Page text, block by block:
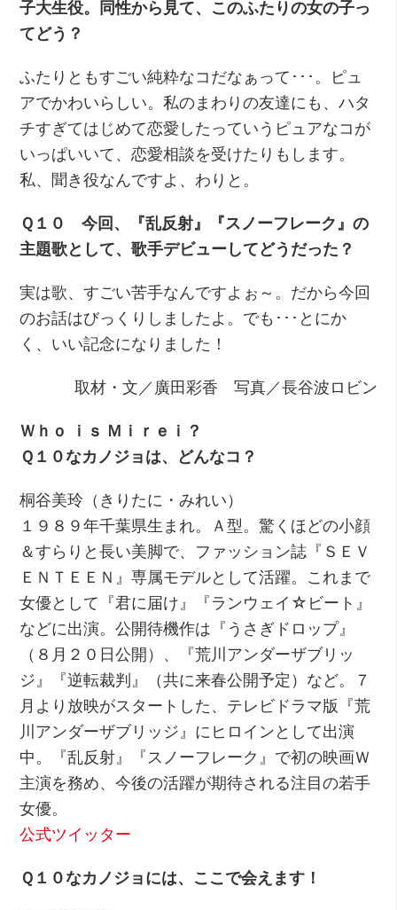
子大生役。同性から見て、このふたりの女の子っ
てどう？
ふたりともすごい純粋なコだなぁって･･･。ピュ
アでかわいらしい。私のまわりの友達にも、ハタ
チすぎてはじめて恋愛したっていうピュアなコが
いっぱいいて、恋愛相談を受けたりもします。
私、聞き役なんですよ、わりと。
Ｑ１０ 今回、『乱反射』『スノーフレーク』の
主題歌として、歌手デビューしてどうだった？
実は歌、すごい苦手なんですよぉ～。だから今回
のお話はびっくりしましたよ。でも･･･とにか
く、いい記念になりました！
取材・文／廣田彩香 写真／長谷波ロビン
Ｗｈｏ ｉｓ Ｍｉｒｅｉ？
Ｑ１０なカノジョは、どんなコ？
桐谷美玲（きりたに・みれい）
１９８９年千葉県生まれ。Ａ型。驚くほどの小顔
＆すらりと長い美脚で、ファッション誌『ＳＥＶ
ＥＮＴＥＥＮ』専属モデルとして活躍。これまで
女優として『君に届け』『ランウェイ☆ビート』
などに出演。公開待機作は『うさぎドロップ』
（８月２０日公開）、『荒川アンダーザブリッ
ジ』『逆転裁判』（共に来春公開予定）など。７
月より放映がスタートした、テレビドラマ版『荒
川アンダーザブリッジ』にヒロインとして出演
中。『乱反射』『スノーフレーク』で初の映画Ｗ
主演を務め、今後の活躍が期待される注目の若手
女優。
公式ツイッター
Ｑ１０なカノジョには、ここで会えます！